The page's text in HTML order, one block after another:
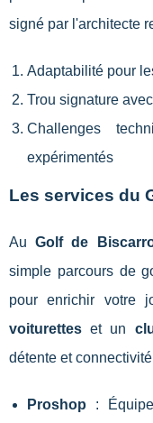
signé par l'architecte
Adaptabilité pour
Trou signature
Challenges
expérimentés
Les services du
AuGolf de
simple parcours de
pour enrichir votre
voiturettes et un
détente et
Proshop :